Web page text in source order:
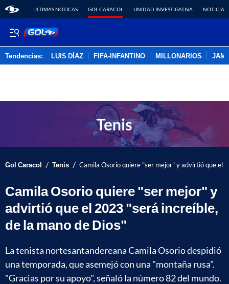
ÚLTIMAS NOTICAS GOL CARACOL UNIDAD INVESTIGATIVA NOTICIAS
Tendencias: LUIS DÍAZ FIFA-INFANTINO MILLONARIOS
Gol Caracol / Tenis / Camila Osorio quiere "ser mejor" y advirtió que el
Camila Osorio quiere "ser mejor" y
advirtió que el 2023 "será increíble,
de la mano de Dios"
La tenista nortesantandereana Camila Osorio despidió
una temporada, que asemejó con una "montaña rusa".
"Gracias por su apoyo", señaló la número 82 del mundo.